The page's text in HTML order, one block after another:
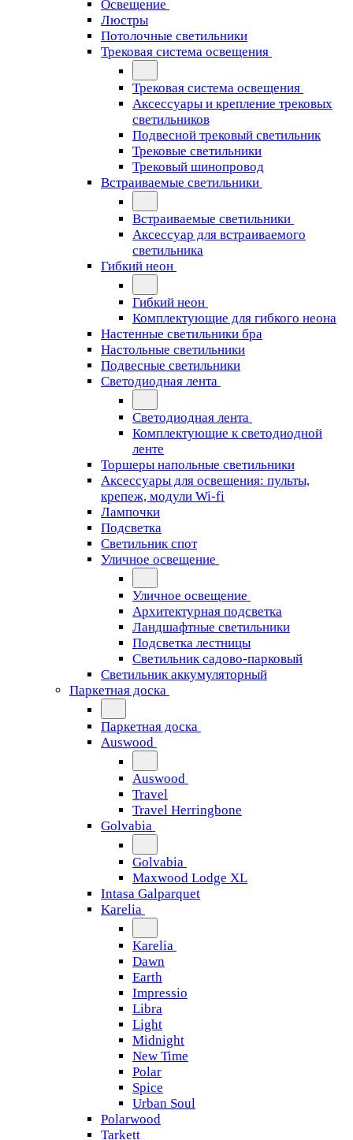
Освещение
Люстры
Потолочные светильники
Трековая система освещения
Трековая система освещения
Аксессуары и крепление трековых
светильников
Подвесной трековый светильник
Трековые светильники
Трековый шинопровод
Встраиваемые светильники
Встраиваемые светильники
Аксессуар для встраиваемого
светильника
Гибкий неон
Гибкий неон
Комплектующие для гибкого неона
Настенные светильники бра
Настольные светильники
Подвесные светильники
Светодиодная лента
Светодиодная лента
Комплектующие к светодиодной
ленте
Торшеры напольные светильники
Аксессуары для освещения: пульты,
крепеж, модули Wi-fi
Лампочки
Подсветка
Светильник спот
Уличное освещение
Уличное освещение
Архитектурная подсветка
Ландшафтные светильники
Подсветка лестницы
Светильник садово-парковый
Светильник аккумуляторный
Паркетная доска
Паркетная доска
Auswood
Auswood
Travel
Travel Herringbone
Golvabia
Golvabia
Maxwood Lodge XL
Intasa Galparquet
Karelia
Karelia
Dawn
Earth
Impressio
Libra
Light
Midnight
New Time
Polar
Spice
Urban Soul
Polarwood
Tarkett